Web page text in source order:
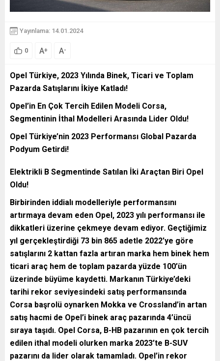
Yayınlama: 14.01.2024
0 A+ A-
Opel Türkiye, 2023 Yılında Binek, Ticari ve Toplam
Pazarda Satışlarını İkiye Katladı!
Opel’in En Çok Tercih Edilen Modeli Corsa,
Segmentinin İthal Modelleri Arasında Lider Oldu!
Opel Türkiye’nin 2023 Performansı Global Pazarda
Podyum Getirdi!
Elektrikli B Segmentinde Satılan İki Araçtan Biri Opel
Oldu!
Birbirinden iddialı modelleriyle performansını
artırmaya devam eden Opel, 2023 yılı performansı ile
dikkatleri üzerine çekmeye devam ediyor. Geçtiğimiz
yıl gerçekleştirdiği 73 bin 865 adetle 2022’ye göre
satışlarını 2 kattan fazla artıran marka hem binek hem
ticari araç hem de toplam pazarda yüzde 100’ün
üzerinde büyüme kaydetti. Markanın Türkiye’deki
tarihi rekor seviyesindeki satış performansında
Corsa başrolü oynarken Mokka ve Crossland’in artan
satış hacmi de Opel’i binek araç pazarında 4’üncü
sıraya taşıdı. Opel Corsa, B-HB pazarının en çok tercih
edilen ithal modeli olurken marka 2023’te B-SUV
pazarını da lider olarak tamamladı. Opel’in rekor